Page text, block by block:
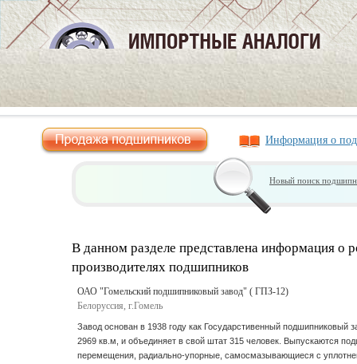
Информация о
Новый поиск
В данном разделе представлена информация о
производителях подшипников
ОАО "Гомельский подшипниковый завод" ( ГПЗ-12)
Белоруссия, г.Гомель
Завод основан в 1938 году как Государстивенный
2969 кв.м, и объединяет в свой штат 315 человек. Выпускаются п
перемещения, радиально-упорные, самосмазывающиеся с